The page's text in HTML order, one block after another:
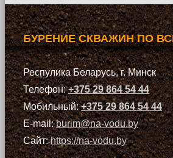
БУРЕНИЕ СКВАЖИН ПО
Респулика Беларусь, г. Минск
Телефон:+375 29 864 54 44
Мобильный:+375 29 864 54 44
E-mail:burim@na-vodu.by
Сайт:https://na-vodu.by